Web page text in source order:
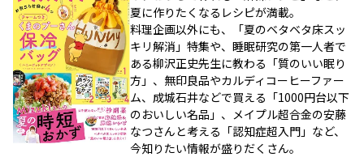
夏に作りたくなるレシピが満載。
料理企画以外にも、「夏のベタベタ床スッ
キリ解消」特集や、睡眠研究の第一人者で
ある柳沢正史先生に教わる「質のいい眠り
方」、無印良品やカルディコーヒーファー
ム、成城石井などで買える「1000円台以下
のおいしい名品」、メイプル超合金の安藤
なつさんと考える「認知症超入門」など、
今知りたい情報が盛りだくさん。